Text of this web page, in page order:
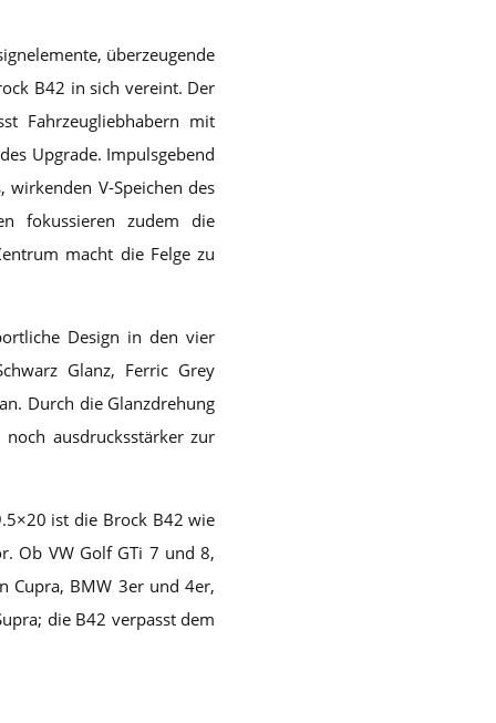
überzeugende
B42 in sich vereint. Der
Fahrzeugliebhabern mit
Upgrade. Impulsgebend
V-Speichen des
fokussieren zudem die
macht die Felge zu
Design in den vier
Glanz, Ferric Grey
Durch die Glanzdrehung
ausdrucksstärker zur
ist die Brock B42 wie
Ob VW Golf GTi 7 und 8,
Cupra, BMW 3er und 4er,
die B42 verpasst dem